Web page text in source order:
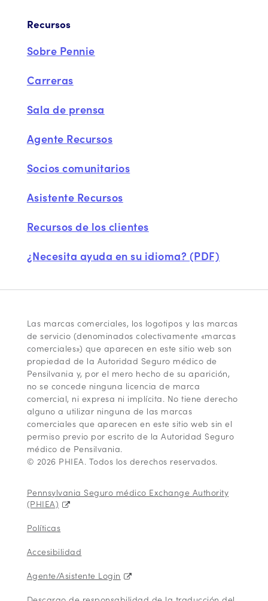
Recursos
Sobre Pennie
Carreras
Sala de prensa
Agente Recursos
Socios comunitarios
Asistente Recursos
Recursos de los clientes
¿Necesita ayuda en su idioma? (PDF)
Las marcas comerciales, los logotipos y las marcas
de servicio (denominados colectivamente «marcas
comerciales») que aparecen en este sitio web son
propiedad de la Autoridad Seguro médico de
Pensilvania y, por el mero hecho de su aparición,
no se concede ninguna licencia de marca
comercial, ni expresa ni implícita. No tiene derecho
alguno a utilizar ninguna de las marcas
comerciales que aparecen en este sitio web sin el
permiso previo por escrito de la Autoridad Seguro
médico de Pensilvania.
© 2026 PHIEA. Todos los derechos reservados.
Pennsylvania Seguro médico Exchange Authority
(PHIEA)
Políticas
Accesibilidad
Agente/Asistente Login